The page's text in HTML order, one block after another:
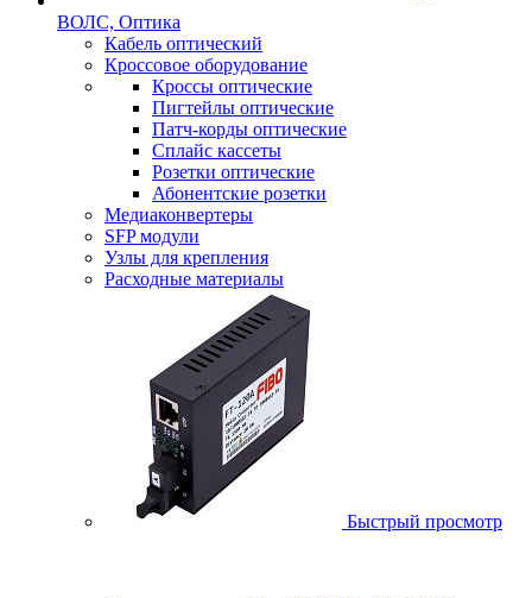
ВОЛС, Оптика
Кабель оптический
Кроссовое оборудование
Кроссы оптические
Пигтейлы оптические
Патч-корды оптические
Сплайс кассеты
Розетки оптические
Абонентские розетки
Медиаконвертеры
SFP модули
Узлы для крепления
Расходные материалы
Быстрый просмотр